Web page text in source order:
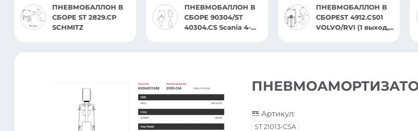
ПНЕВМОБАЛЛОН В
СБОРЕ 90304/ST
40304.CS Scania 4-
ПНЕВМОБАЛЛОН В
СБОРЕST 4912.CS01
VOLVO/RVI (1 выход, 1
ПНЕВМОБАЛЛОН В
СБОРЕ ST 4960.CS
BPW(1 ШПИЛЬ 1
ПНЕВМОАМОРТИЗАТОР
Артикул:
ST 21013-CSA